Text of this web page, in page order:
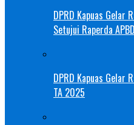
DPRD Kapuas Gelar
Setujui Raperda
DPRD Kapuas Gelar
TA 2025